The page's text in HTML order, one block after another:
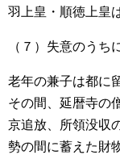
羽上皇・順徳上皇
（７）失意のうち
老年の兼子は都に
その間、延暦寺の
京追放、所領没収
勢の間に蓄えた財